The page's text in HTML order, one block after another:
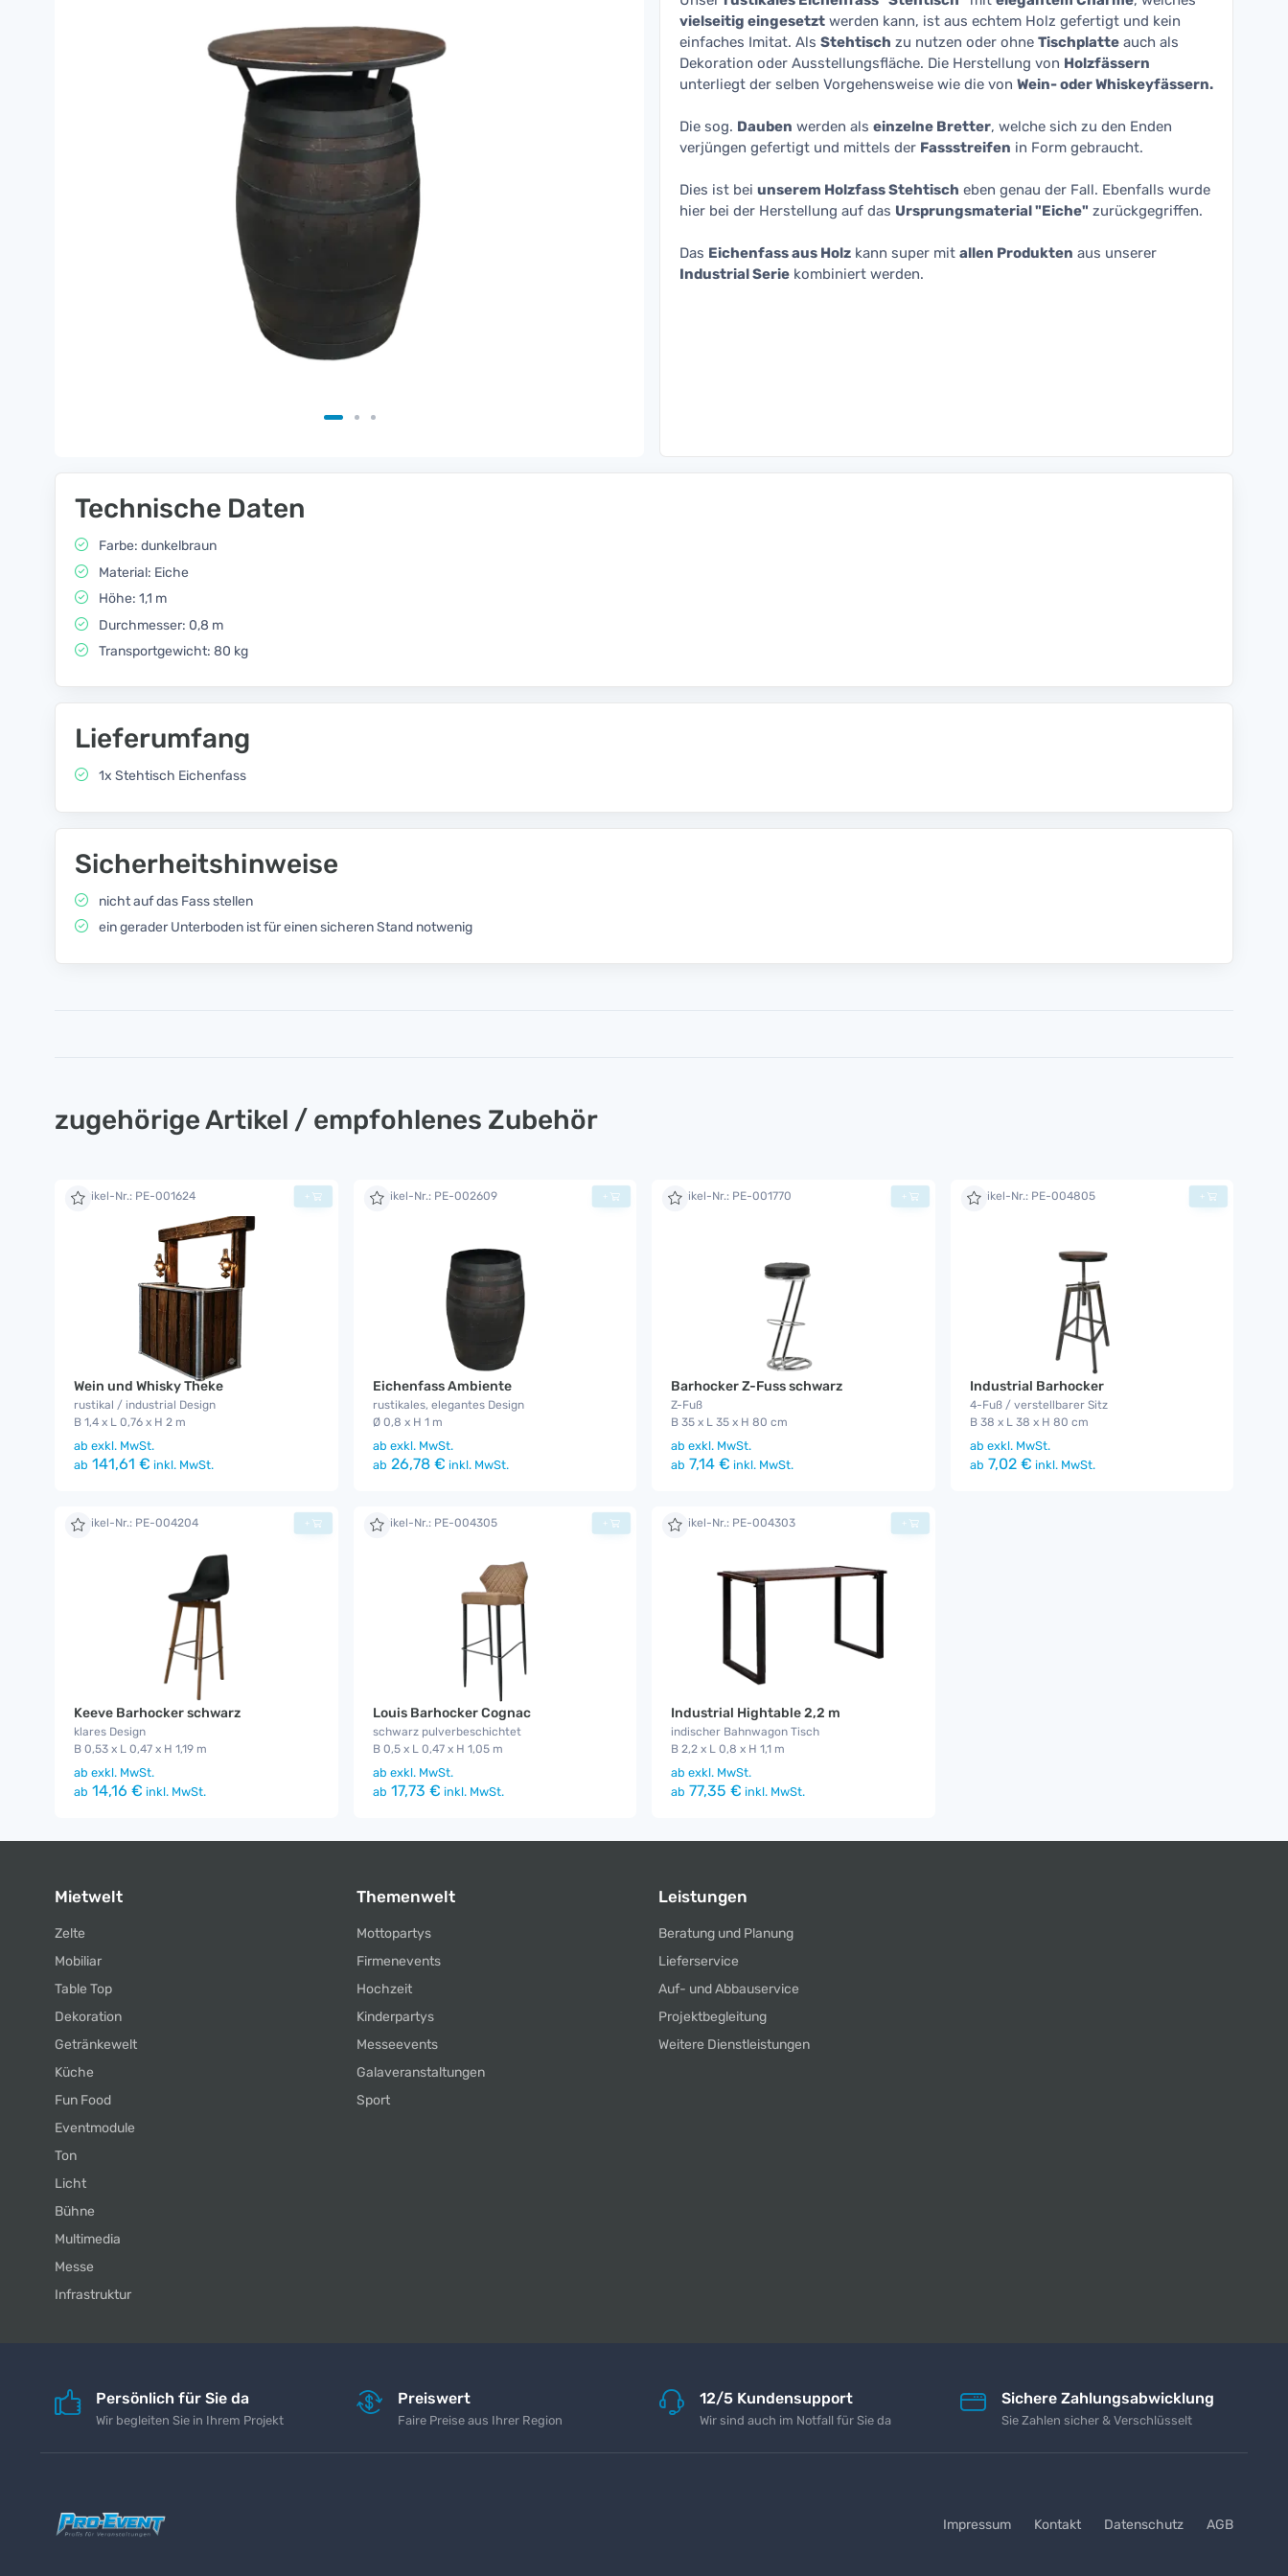
vielseitig eingesetzt werden kann, ist aus echtem Holz gefertigt und kein
einfaches Imitat. Als Stehtisch zu nutzen oder ohne Tischplatte auch als
Dekoration oder Ausstellungsfläche. Die Herstellung von Holzfässern
unterliegt der selben Vorgehensweise wie die von Wein- oder Whiskeyfässern.
Die sog. Dauben werden als einzelne Bretter, welche sich zu den Enden
verjüngen gefertigt und mittels der Fassstreifen in Form gebraucht.
Dies ist bei unserem Holzfass Stehtisch eben genau der Fall. Ebenfalls wurde
hier bei der Herstellung auf das Ursprungsmaterial "Eiche" zurückgegriffen.
Das Eichenfass aus Holz kann super mit allen Produkten aus unserer
Industrial Serie kombiniert werden.
Technische Daten
Farbe: dunkelbraun
Material: Eiche
Höhe: 1,1 m
Durchmesser: 0,8 m
Transportgewicht: 80 kg
Lieferumfang
1x Stehtisch Eichenfass
Sicherheitshinweise
nicht auf das Fass stellen
ein gerader Unterboden ist für einen sicheren Stand notwenig
zugehörige Artikel / empfohlenes Zubehör
Artikel-Nr.: PE-001624
Wein und Whisky Theke
rustikal / industrial Design
B 1,4 x L 0,76 x H 2 m
ab exkl. MwSt.
ab 141,61 € inkl. MwSt.
+ Artikel-Nr.: PE-002609
Eichenfass Ambiente
rustikales, elegantes Design
Ø 0,8 x H 1 m
ab exkl. MwSt.
ab 26,78 € inkl. MwSt.
+ Artikel-Nr.: PE-001770
Barhocker Z-Fuss schwarz
Z-Fuß
B 35 x L 35 x H 80 cm
ab exkl. MwSt.
ab 7,14 € inkl. MwSt.
+ Artikel-Nr.: PE-004805
Industrial Barhocker
4-Fuß / verstellbarer Sitz
B 38 x L 38 x H 80 cm
ab exkl. MwSt.
ab 7,02 € inkl. MwSt.
+
Artikel-Nr.: PE-004204
Keeve Barhocker schwarz
klares Design
B 0,53 x L 0,47 x H 1,19 m
ab exkl. MwSt.
ab 14,16 € inkl. MwSt.
+ Artikel-Nr.: PE-004305
Louis Barhocker Cognac
schwarz pulverbeschichtet
B 0,5 x L 0,47 x H 1,05 m
ab exkl. MwSt.
ab 17,73 € inkl. MwSt.
+ Artikel-Nr.: PE-004303
Industrial Hightable 2,2 m
indischer Bahnwagon Tisch
B 2,2 x L 0,8 x H 1,1 m
ab exkl. MwSt.
ab 77,35 € inkl. MwSt.
+
Mietwelt
Zelte
Mobiliar
Table Top
Dekoration
Getränkewelt
Küche
Fun Food
Eventmodule
Ton
Licht
Bühne
Multimedia
Messe
Infrastruktur
Themenwelt
Mottopartys
Firmenevents
Hochzeit
Kinderpartys
Messeevents
Galaveranstaltungen
Sport
Leistungen
Beratung und Planung
Lieferservice
Auf- und Abbauservice
Projektbegleitung
Weitere Dienstleistungen
Persönlich für Sie da
Wir begleiten Sie in Ihrem Projekt
Preiswert
Faire Preise aus Ihrer Region
12/5 Kundensupport
Wir sind auch im Notfall für Sie da
Sichere Zahlungsabwicklung
Sie Zahlen sicher & Verschlüsselt
Impressum Kontakt Datenschutz AGB